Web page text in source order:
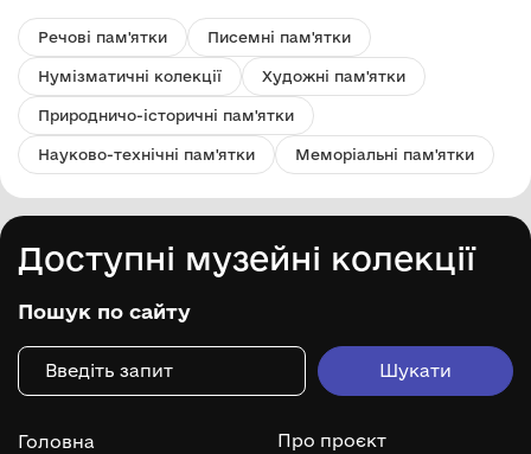
Речові пам'ятки Писемні пам'ятки
Нумізматичні колекції Художні пам'ятки
Природничо-історичні пам'ятки
Науково-технічні пам'ятки Меморіальні пам'ятки
Доступні музейні колекції
Пошук по сайту
Головна
Про проєкт